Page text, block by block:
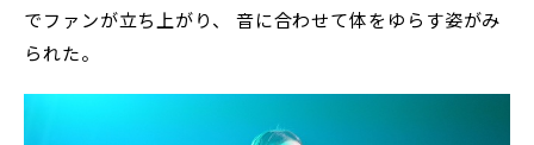
でファンが立ち上がり、 音に合わせて体をゆらす姿がみ
られた。